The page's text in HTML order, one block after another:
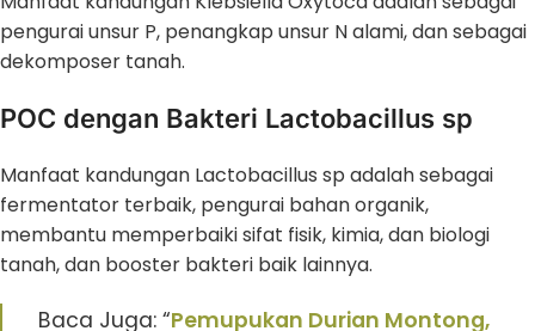
pengurai unsur P, penangkap unsur N alami, dan sebagai
dekomposer tanah.
POC dengan Bakteri Lactobacillus sp
Manfaat kandungan Lactobacillus sp adalah sebagai
fermentator terbaik, pengurai bahan organik,
membantu memperbaiki sifat fisik, kimia, dan biologi
tanah, dan booster bakteri baik lainnya.
Baca Juga: “Pemupukan Durian Montong,